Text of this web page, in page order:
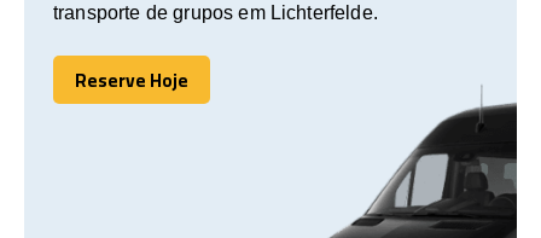
transporte de grupos em Lichterfelde.
Reserve Hoje
Reserve Hoje